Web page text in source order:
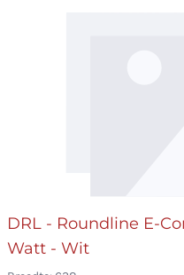
DRL - Roundline E-
Watt - Wit